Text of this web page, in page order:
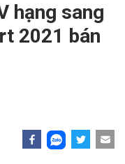
hạng sang
2021 bán